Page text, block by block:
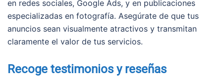
en redes sociales, Google Ads, y en publicaciones
especializadas en fotografía. Asegúrate de que tus
anuncios sean visualmente atractivos y transmitan
claramente el valor de tus servicios.
Recoge testimonios y reseñas